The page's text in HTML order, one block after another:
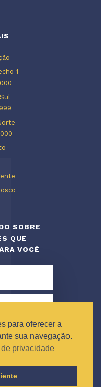
1
SOBRE
QUE
VOCÊ
para oferecer a
sua navegação.
privacidade